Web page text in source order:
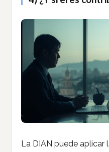
La DIAN puede aplicar